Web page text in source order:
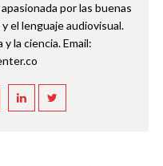
por las buenas
el lenguaje audiovisual.
la ciencia. Email: